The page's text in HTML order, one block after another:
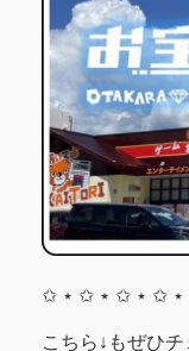
✩ ⋆ ✩ ⋆ ✩ ⋆ ✩
こちら↓もぜひ